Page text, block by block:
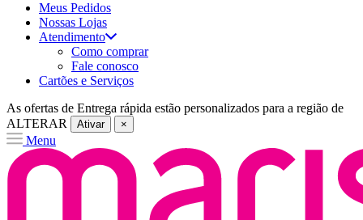
Meus Pedidos
Nossas Lojas
Atendimento
Como comprar
Fale conosco
Cartões e Serviços
As ofertas de Entrega rápida estão personalizados para a região de
ALTERAR
Ativar ×
Menu